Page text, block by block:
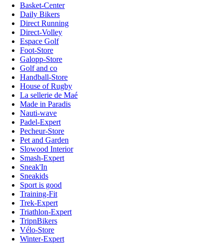
Basket-Center
Daily Bikers
Direct Running
Direct-Volley
Espace Golf
Foot-Store
Galopp-Store
Golf and co
Handball-Store
House of Rugby
La sellerie de Maé
Made in Paradis
Nauti-wave
Padel-Expert
Pecheur-Store
Pet and Garden
Slowood Interior
Smash-Expert
Sneak'In
Sneakids
Sport is good
Training-Fit
Trek-Expert
Triathlon-Expert
TripnBikers
Vélo-Store
Winter-Expert